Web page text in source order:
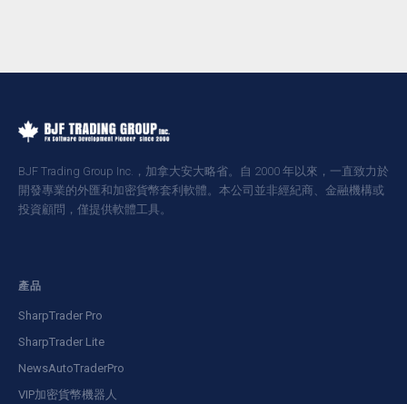
BJF Trading Group Inc.，加拿大安大略省。自 2000 年以來，一直致力於
開發專業的外匯和加密貨幣套利軟體。本公司並非經紀商、金融機構或
投資顧問，僅提供軟體工具。
產品
SharpTrader Pro
SharpTrader Lite
NewsAutoTraderPro
VIP加密貨幣機器人